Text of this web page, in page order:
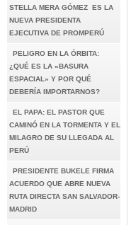
STELLA MERA GÓMEZ ES LA
NUEVA PRESIDENTA
EJECUTIVA DE PROMPERÚ
PELIGRO EN LA ÓRBITA:
¿QUÉ ES LA «BASURA
ESPACIAL» Y POR QUÉ
DEBERÍA IMPORTARNOS?
EL PAPA: EL PASTOR QUE
CAMINÓ EN LA TORMENTA Y EL
MILAGRO DE SU LLEGADA AL
PERÚ
PRESIDENTE BUKELE FIRMA
ACUERDO QUE ABRE NUEVA
RUTA DIRECTA SAN SALVADOR-
MADRID